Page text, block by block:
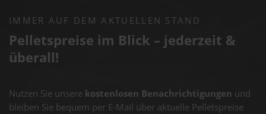
IMMER AUF DEM AKTUELLEN STAND
Pelletspreise im Blick – jederzeit &
überall!
Nutzen Sie unsere kostenlosen Benachrichtigungen und
bleiben Sie bequem per E-Mail über aktuelle Pelletspreise